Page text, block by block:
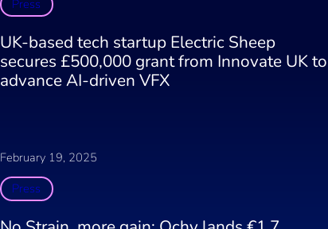
Press
UK-based tech startup Electric Sheep
secures £500,000 grant from Innovate UK to
advance AI-driven VFX
February 19, 2025
Press